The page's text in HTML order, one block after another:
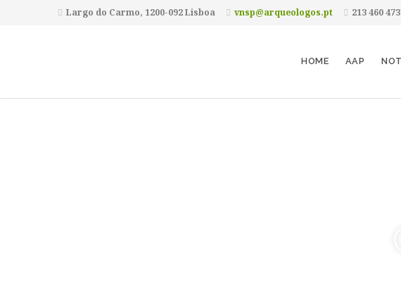
Largo do Carmo, 1200-092 Lisboa vnsp@arqueologos.pt 213 460 473
HOME AAP